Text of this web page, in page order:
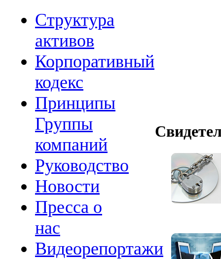
Структура
активов
Корпоративный
кодекс
Принципы
Группы
компаний
Руководство
Новости
Пресса о
нас
Видеорепортажи